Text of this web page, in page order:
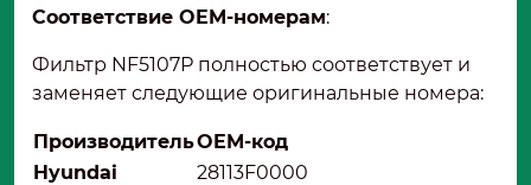
Соответствие OEM-номерам:
Фильтр NF5107Р полностью соответствует и
заменяет следующие оригинальные номера:
ПроизводительOEM-код
Hyundai
28113F0000